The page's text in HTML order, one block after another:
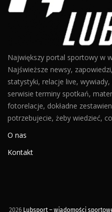
Największy portal sportowy w
Najświeższe newsy,
statystyki, relacje live,
serwisie terminy spotkań,
fotorelacje, dokładne
potrzebujecie, żeby wiedzieć,
O nas
Kontakt
2026 Lubsport – wiadomości